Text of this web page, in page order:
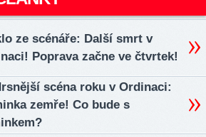
ze scénáře: Další smrt v
Poprava začne ve čtvrtek!
scéna roku v Ordinaci:
zemře! Co bude s